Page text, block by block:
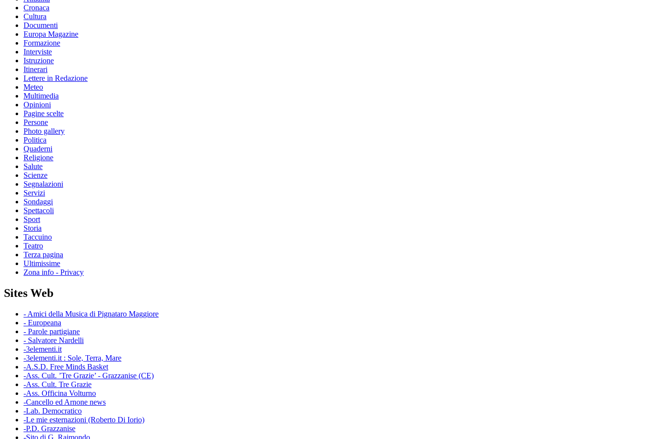
Cronaca
Cultura
Documenti
Europa Magazine
Formazione
Interviste
Istruzione
Itinerari
Lettere in Redazione
Meteo
Multimedia
Opinioni
Pagine scelte
Persone
Photo gallery
Politica
Quaderni
Religione
Salute
Scienze
Segnalazioni
Servizi
Sondaggi
Spettacoli
Sport
Storia
Taccuino
Teatro
Terza pagina
Ultimissime
Zona info - Privacy
Sites Web
- Amici della Musica di Pignataro Maggiore
- Europeana
- Parole partigiane
- Salvatore Nardelli
-3elementi.it
-3elementi.it : Sole, Terra, Mare
-A.S.D. Free Minds Basket
-Ass. Cult. ’Tre Grazie’ - Grazzanise (CE)
-Ass. Cult. Tre Grazie
-Ass. Officina Volturno
-Cancello ed Arnone news
-Lab. Democratico
-Le mie esternazioni (Roberto Di Iorio)
-P.D. Grazzanise
-Sito di G. Raimondo